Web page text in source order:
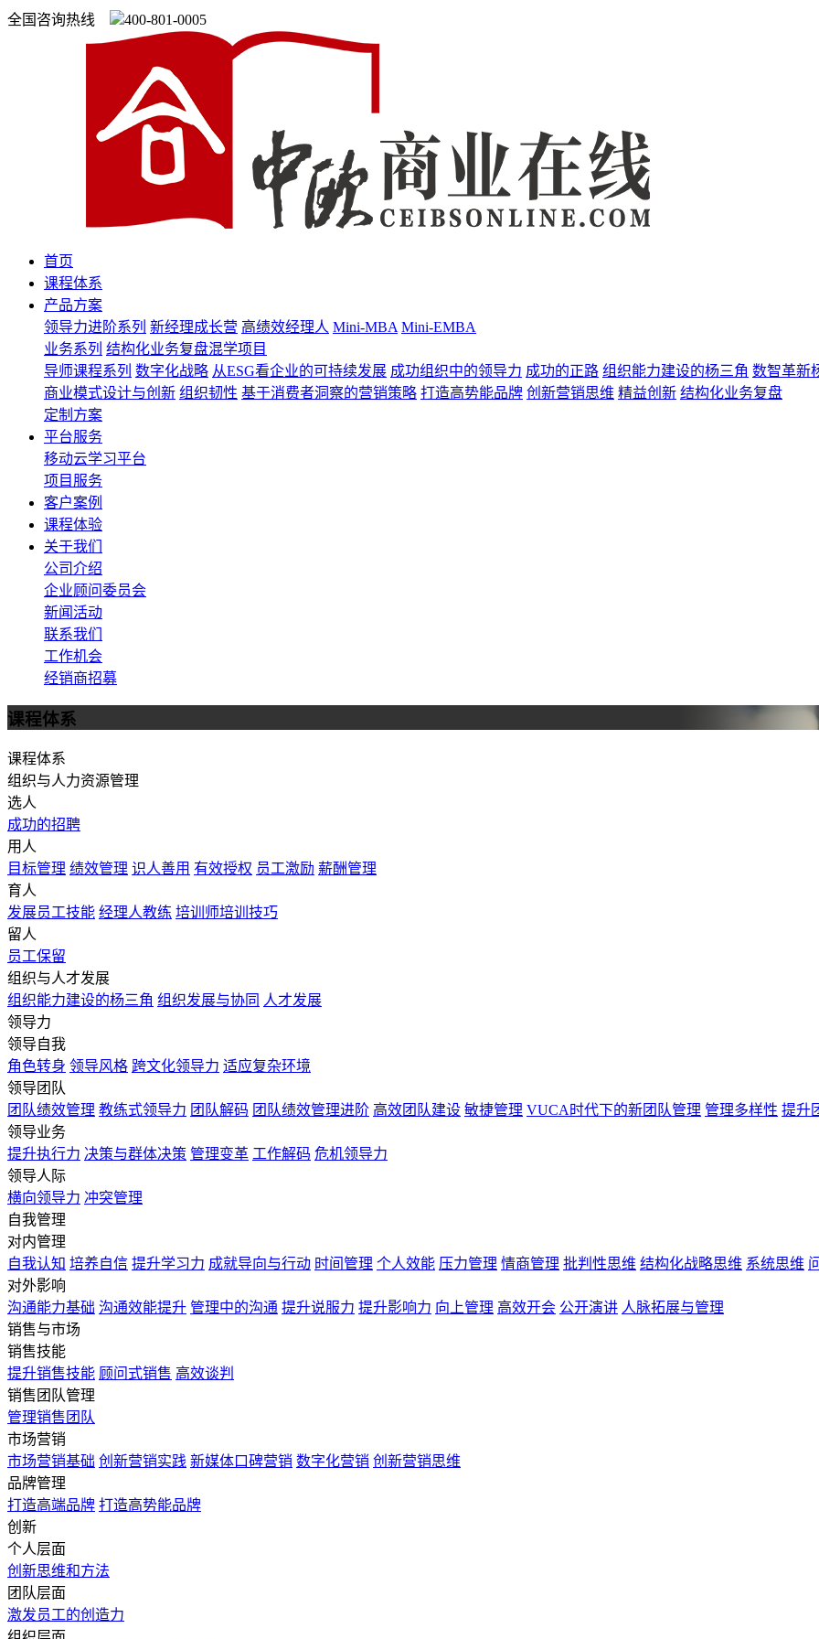
全国咨询热线 400-801-0005
首页
课程体系
产品方案
领导力进阶系列 新经理成长营 高绩效经理人 Mini-MBA Mini-EMBA
业务系列 结构化业务复盘混学项目
导师课程系列 数字化战略 从ESG看企业的可持续发展 成功组织中的领导力 成功的正路 组织能力建设的杨三角 数智革新
商业模式设计与创新 组织韧性 基于消费者洞察的营销策略 打造高势能品牌 创新营销思维 精益创新 结构化业务复盘
定制方案
平台服务
移动云学习平台
项目服务
客户案例
课程体验
关于我们
公司介绍
企业顾问委员会
新闻活动
联系我们
工作机会
经销商招募
课程体系
课程体系
组织与人力资源管理
选人
成功的招聘
用人
目标管理 绩效管理 识人善用 有效授权 员工激励 薪酬管理
育人
发展员工技能 经理人教练 培训师培训技巧
留人
员工保留
组织与人才发展
组织能力建设的杨三角 组织发展与协同 人才发展
领导力
领导自我
角色转身 领导风格 跨文化领导力 适应复杂环境
领导团队
团队绩效管理 教练式领导力 团队解码 团队绩效管理进阶 高效团队建设 敏捷管理 VUCA时代下的新团队管理 管理多样性 提升
领导业务
提升执行力 决策与群体决策 管理变革 工作解码 危机领导力
领导人际
横向领导力 冲突管理
自我管理
对内管理
自我认知 培养自信 提升学习力 成就导向与行动 时间管理 个人效能 压力管理 情商管理 批判性思维 结构化战略思维 系统思维
对外影响
沟通能力基础 沟通效能提升 管理中的沟通 提升说服力 提升影响力 向上管理 高效开会 公开演讲 人脉拓展与管理
销售与市场
销售技能
提升销售技能 顾问式销售 高效谈判
销售团队管理
管理销售团队
市场营销
市场营销基础 创新营销实践 新媒体口碑营销 数字化营销 创新营销思维
品牌管理
打造高端品牌 打造高势能品牌
创新
个人层面
创新思维和方法
团队层面
激发员工的创造力